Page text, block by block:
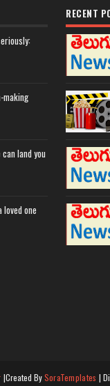
making
land you
one
RECENT
|Created BySoraTemplates |